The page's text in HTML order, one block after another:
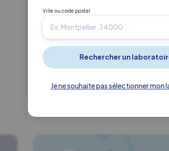
Ville ou code postal
Je ne souhaite pas sélectionner mon
Les différents tests
Test RT-PCR, test antigénique,
sérologique... quelle différence ?
En savoir plus